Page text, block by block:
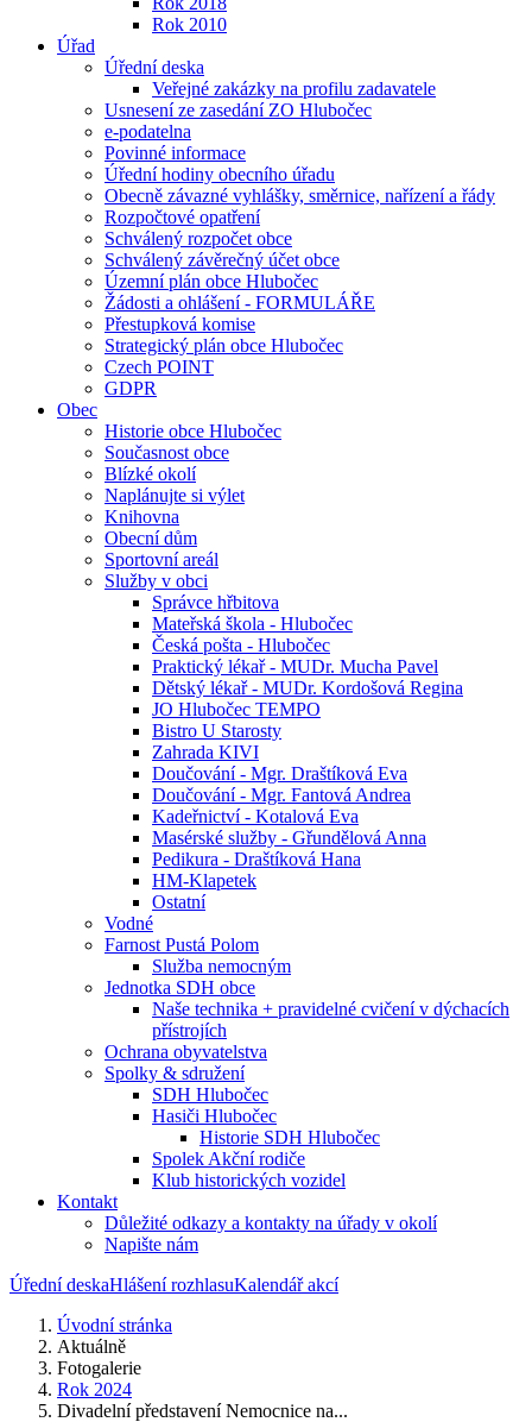
Rok 2010
Úřad
Úřední deska
Veřejné zakázky na profilu zadavatele
Usnesení ze zasedání ZO Hlubočec
e-podatelna
Povinné informace
Úřední hodiny obecního úřadu
Obecně závazné vyhlášky, směrnice, nařízení a řády
Rozpočtové opatření
Schválený rozpočet obce
Schválený závěrečný účet obce
Územní plán obce Hlubočec
Žádosti a ohlášení - FORMULÁŘE
Přestupková komise
Strategický plán obce Hlubočec
Czech POINT
GDPR
Obec
Historie obce Hlubočec
Současnost obce
Blízké okolí
Naplánujte si výlet
Knihovna
Obecní dům
Sportovní areál
Služby v obci
Správce hřbitova
Mateřská škola - Hlubočec
Česká pošta - Hlubočec
Praktický lékař - MUDr. Mucha Pavel
Dětský lékař - MUDr. Kordošová Regina
JO Hlubočec TEMPO
Bistro U Starosty
Zahrada KIVI
Doučování - Mgr. Draštíková Eva
Doučování - Mgr. Fantová Andrea
Kadeřnictví - Kotalová Eva
Masérské služby - Gřundělová Anna
Pedikura - Draštíková Hana
HM-Klapetek
Ostatní
Vodné
Farnost Pustá Polom
Služba nemocným
Jednotka SDH obce
Naše technika + pravidelné cvičení v dýchacích
přístrojích
Ochrana obyvatelstva
Spolky & sdružení
SDH Hlubočec
Hasiči Hlubočec
Historie SDH Hlubočec
Spolek Akční rodiče
Klub historických vozidel
Kontakt
Důležité odkazy a kontakty na úřady v okolí
Napište nám
Úřední deskaHlášení rozhlasuKalendář akcí
Úvodní stránka
Aktuálně
Fotogalerie
Rok 2024
Divadelní představení Nemocnice na...